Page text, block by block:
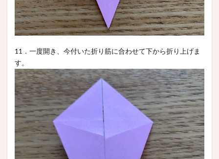
11．一度開き、今付いた折り筋に合わせて下から折り上げま
す。